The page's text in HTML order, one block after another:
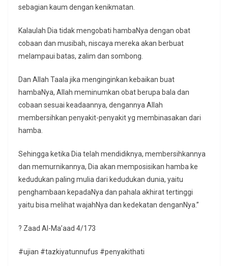
sebagian kaum dengan kenikmatan.
Kalaulah Dia tidak mengobati hambaNya dengan obat
cobaan dan musibah, niscaya mereka akan berbuat
melampaui batas, zalim dan sombong.
Dan Allah Taala jika menginginkan kebaikan buat
hambaNya, Allah meminumkan obat berupa bala dan
cobaan sesuai keadaannya, dengannya Allah
membersihkan penyakit-penyakit yg membinasakan dari
hamba.
Sehingga ketika Dia telah mendidiknya, membersihkannya
dan memurnikannya, Dia akan memposisikan hamba ke
kedudukan paling mulia dari kedudukan dunia, yaitu
penghambaan kepadaNya dan pahala akhirat tertinggi
yaitu bisa melihat wajahNya dan kedekatan denganNya.”
? Zaad Al-Ma’aad 4/173
#ujian #tazkiyatunnufus #penyakithati